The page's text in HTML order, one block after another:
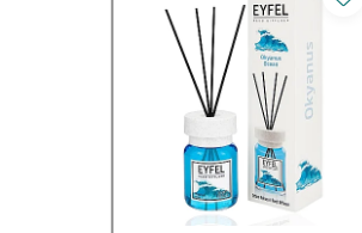
Casete cadou